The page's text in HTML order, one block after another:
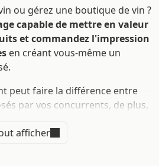
ou gérez une boutique de vin ?
capable de mettre en valeur
et commandez l'impression
en créant vous-même un
peut faire la différence entre
par vos concurrents, de plus,
de transformer une simple
afficher